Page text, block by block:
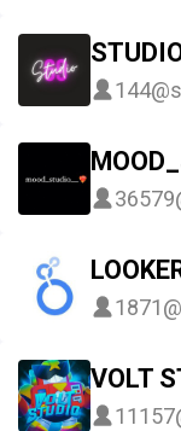
144
36579
1871
VOLT
11157